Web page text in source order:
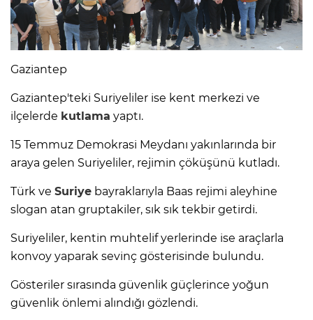
Gaziantep
Gaziantep'teki Suriyeliler ise kent merkezi ve
ilçelerde kutlama yaptı.
15 Temmuz Demokrasi Meydanı yakınlarında bir
araya gelen Suriyeliler, rejimin çöküşünü kutladı.
Türk ve Suriye bayraklarıyla Baas rejimi aleyhine
slogan atan gruptakiler, sık sık tekbir getirdi.
Suriyeliler, kentin muhtelif yerlerinde ise araçlarla
konvoy yaparak sevinç gösterisinde bulundu.
Gösteriler sırasında güvenlik güçlerince yoğun
güvenlik önlemi alındığı gözlendi.